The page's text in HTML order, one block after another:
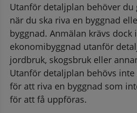
Utanför detaljplan behöver du
när du ska riva en byggnad
byggnad. Anmälan krävs
ekonomibyggnad utanför
jordbruk, skogsbruk eller
Utanför detaljplan behövs
för att riva en byggnad som
för att få uppföras.